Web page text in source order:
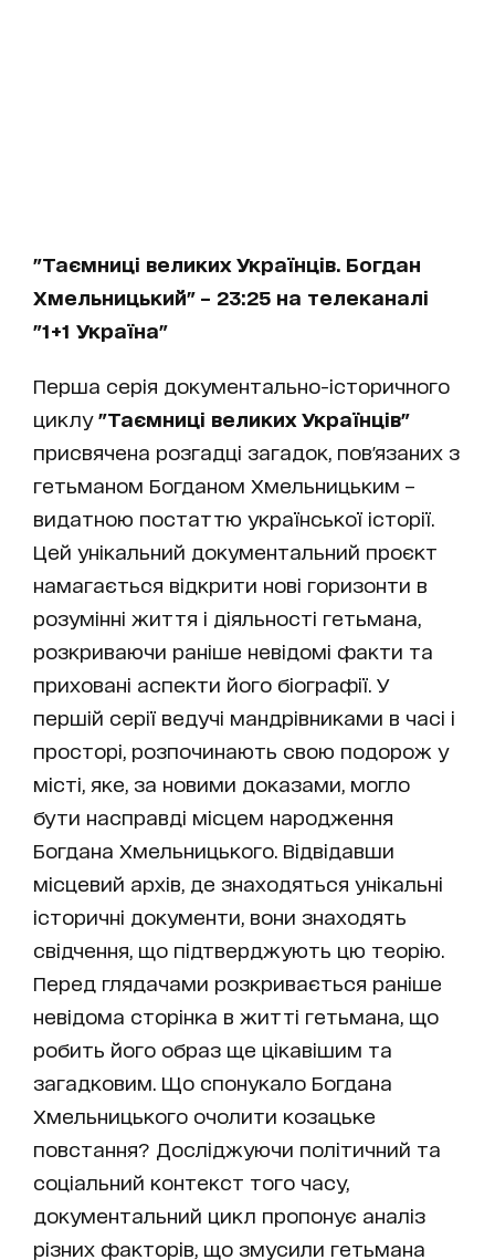
"Таємниці великих Українців. Богдан
Хмельницький" – 23:25 на телеканалі
"1+1 Україна"
Перша серія документально-історичного
циклу "Таємниці великих Українців"
присвячена розгадці загадок, пов'язаних з
гетьманом Богданом Хмельницьким –
видатною постаттю української історії.
Цей унікальний документальний проєкт
намагається відкрити нові горизонти в
розумінні життя і діяльності гетьмана,
розкриваючи раніше невідомі факти та
приховані аспекти його біографії. У
першій серії ведучі мандрівниками в часі і
просторі, розпочинають свою подорож у
місті, яке, за новими доказами, могло
бути насправді місцем народження
Богдана Хмельницького. Відвідавши
місцевий архів, де знаходяться унікальні
історичні документи, вони знаходять
свідчення, що підтверджують цю теорію.
Перед глядачами розкривається раніше
невідома сторінка в житті гетьмана, що
робить його образ ще цікавішим та
загадковим. Що спонукало Богдана
Хмельницького очолити козацьке
повстання? Досліджуючи політичний та
соціальний контекст того часу,
документальний цикл пропонує аналіз
різних факторів, що змусили гетьмана